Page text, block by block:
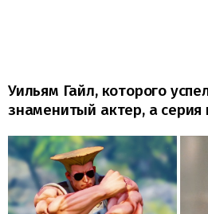
Уильям Гайл, которого
знаменитый актер, а серия